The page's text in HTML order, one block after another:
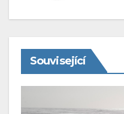
Související